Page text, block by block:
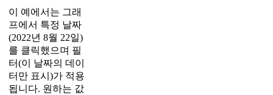
이 예 에서 는 그래
프에서 특정 날짜
(2022년 8월 22일)
를 클릭했 으며 필
터(이 날짜의 데 이
터 만 표시)가 적용
됩니 다. 원하는 값